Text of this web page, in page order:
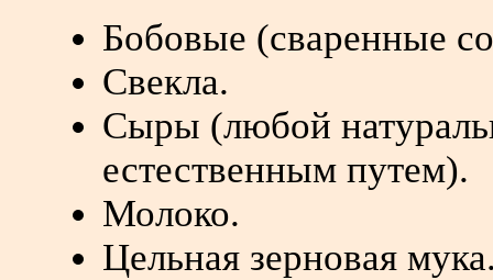
Бобовые (сваренные
Свекла.
Сыры (любой
естественным путем).
Молоко.
Цельная зерновая